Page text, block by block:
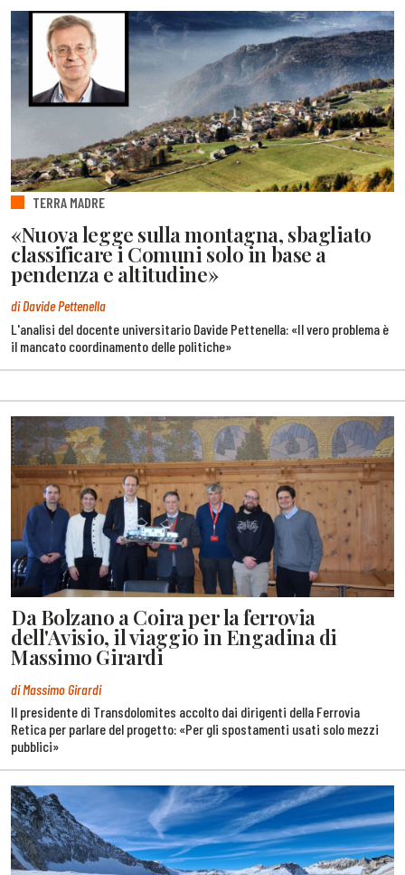
TERRA MADRE
«Nuova legge sulla montagna, sbagliato
classificare i Comuni solo in base a
pendenza e altitudine»
di Davide Pettenella
L'analisi del docente universitario Davide Pettenella: «Il vero problema è
il mancato coordinamento delle politiche»
Da Bolzano a Coira per la ferrovia
dell'Avisio, il viaggio in Engadina di
Massimo Girardi
di Massimo Girardi
Il presidente di Transdolomites accolto dai dirigenti della Ferrovia
Retica per parlare del progetto: «Per gli spostamenti usati solo mezzi
pubblici»